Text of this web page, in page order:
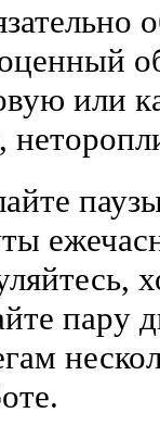
или
пару